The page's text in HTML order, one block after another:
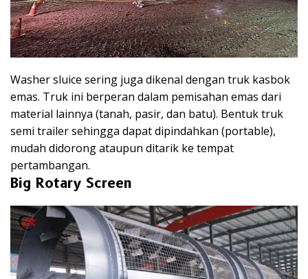
Washer sluice sering juga dikenal dengan truk kasbok
emas. Truk ini berperan dalam pemisahan emas dari
material lainnya (tanah, pasir, dan batu). Bentuk truk
semi trailer sehingga dapat dipindahkan (portable),
mudah didorong ataupun ditarik ke tempat
pertambangan.
Big Rotary Screen